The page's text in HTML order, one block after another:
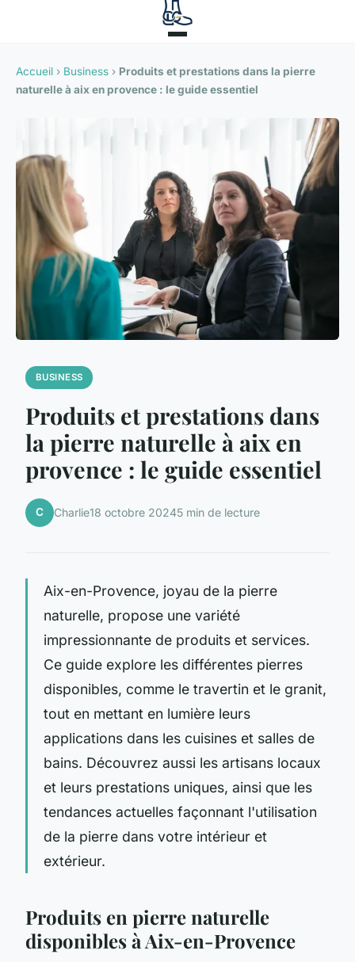
Accueil › Business › Produits et prestations dans la pierre
naturelle à aix en provence : le guide essentiel
BUSINESS
Produits et prestations dans
la pierre naturelle à aix en
provence : le guide essentiel
C Charlie18 octobre 20245 min de lecture
Aix-en-Provence, joyau de la pierre
naturelle, propose une variété
impressionnante de produits et services.
Ce guide explore les différentes pierres
disponibles, comme le travertin et le granit,
tout en mettant en lumière leurs
applications dans les cuisines et salles de
bains. Découvrez aussi les artisans locaux
et leurs prestations uniques, ainsi que les
tendances actuelles façonnant l'utilisation
de la pierre dans votre intérieur et
extérieur.
Produits en pierre naturelle
disponibles à Aix-en-Provence